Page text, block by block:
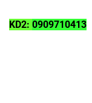
KD2: 0909710413